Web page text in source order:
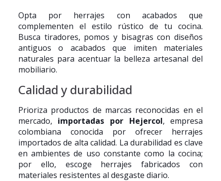
Opta por herrajes con acabados que
complementen el estilo rústico de tu cocina.
Busca tiradores, pomos y bisagras con diseños
antiguos o acabados que imiten materiales
naturales para acentuar la belleza artesanal del
mobiliario.
Calidad y durabilidad
Prioriza productos de marcas reconocidas en el
mercado, importadas por Hejercol, empresa
colombiana conocida por ofrecer herrajes
importados de alta calidad. La durabilidad es clave
en ambientes de uso constante como la cocina;
por ello, escoge herrajes fabricados con
materiales resistentes al desgaste diario.